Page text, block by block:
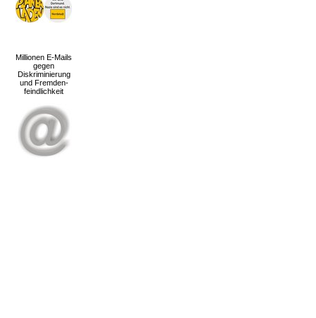
Millionen E-Mails
gegen
Diskriminierung
und Fremden-
feindlichkeit